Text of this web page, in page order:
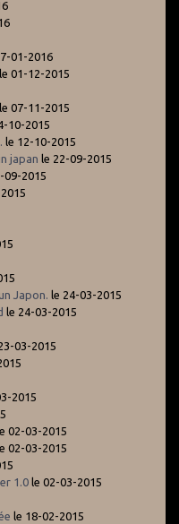
01-2016
le 01-12-2015
le 07-11-2015
10-2015
le 12-10-2015
japan le 22-09-2015
09-2015
Japon. le 24-03-2015
le 24-03-2015
03-2015
2015
02-03-2015
02-03-2015
1.0 le 02-03-2015
le 18-02-2015